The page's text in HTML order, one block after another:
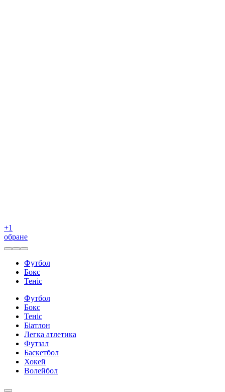
+1
обране
Футбол
Бокс
Теніс
Футбол
Бокс
Теніс
Біатлон
Легка атлетика
Футзал
Баскетбол
Хокей
Волейбол